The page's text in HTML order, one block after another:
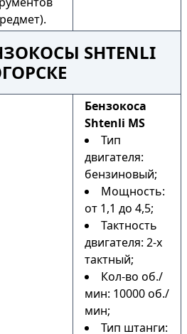
SHTENLI
Бензокоса
Shtenli MS
Тип
двигателя:
бензиновый;
Мощность:
от 1,1 до 4,5;
Тактность
двигателя: 2-х
тактный;
Кол-во об./
мин: 10000 об./
мин;
Тип штанги: